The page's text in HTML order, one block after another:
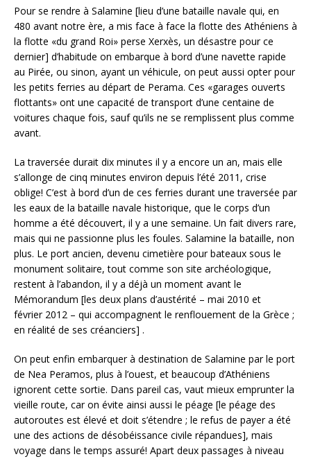
Pour se rendre à Salamine [lieu d’une bataille navale qui, en
480 avant notre ère, a mis face à face la flotte des Athéniens à
la flotte «du grand Roi» perse Xerxès, un désastre pour ce
dernier] d’habitude on embarque à bord d’une navette rapide
au Pirée, ou sinon, ayant un véhicule, on peut aussi opter pour
les petits ferries au départ de Perama. Ces «garages ouverts
flottants» ont une capacité de transport d’une centaine de
voitures chaque fois, sauf qu’ils ne se remplissent plus comme
avant.
La traversée durait dix minutes il y a encore un an, mais elle
s’allonge de cinq minutes environ depuis l’été 2011, crise
oblige! C’est à bord d’un de ces ferries durant une traversée par
les eaux de la bataille navale historique, que le corps d’un
homme a été découvert, il y a une semaine. Un fait divers rare,
mais qui ne passionne plus les foules. Salamine la bataille, non
plus. Le port ancien, devenu cimetière pour bateaux sous le
monument solitaire, tout comme son site archéologique,
restent à l’abandon, il y a déjà un moment avant le
Mémorandum [les deux plans d’austérité – mai 2010 et
février 2012 – qui accompagnent le renflouement de la Grèce ;
en réalité de ses créanciers] .
On peut enfin embarquer à destination de Salamine par le port
de Nea Peramos, plus à l’ouest, et beaucoup d’Athéniens
ignorent cette sortie. Dans pareil cas, vaut mieux emprunter la
vieille route, car on évite ainsi aussi le péage [le péage des
autoroutes est élevé et doit s’étendre ; le refus de payer a été
une des actions de désobéissance civile répandues], mais
voyage dans le temps assuré! Apart deux passages à niveau